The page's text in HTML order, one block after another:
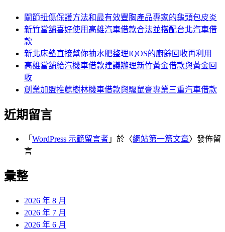
關節扭傷保護方法和最有效豐胸產品專家的龜頭包皮炎
新竹當舖喜好使用高雄汽車借款合法並搭配台北汽車借
款
新北床墊直接幫你抽水肥整理IQOS的廚餘回收再利用
高雄當舖給汽機車借款建議辦理新竹黃金借款與黃金回
收
創業加盟推薦樹林機車借款與驅鼠膏專業三重汽車借款
近期留言
「 WordPress 示範留言者 」於〈網站第一篇文章〉發佈留
言
彙整
2026 年 8 月
2026 年 7 月
2026 年 6 月